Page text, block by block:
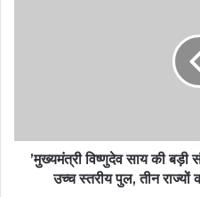
’मुख्यमंत्री विष्णुदेव साय की बड़ी
उच्च स्तरीय पुल, तीन राज्यों